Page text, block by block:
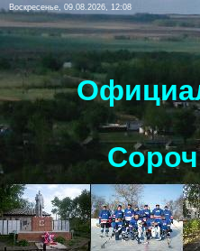
Воскресенье, 09.08.2026, 12:08